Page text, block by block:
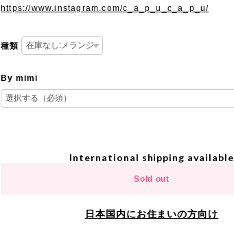
https://www.instagram.com/c_a_p_u_c_a_p_u/
種類
By mimi
International shipping available
Sold out
日本国内にお住まいの方向け